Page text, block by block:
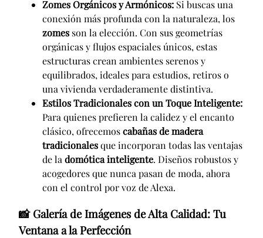
Zomes Orgánicos y Armónicos: Si buscas una
conexión más profunda con la naturaleza, los
zomes son la elección. Con sus geometrías
orgánicas y flujos espaciales únicos, estas
estructuras crean ambientes serenos y
equilibrados, ideales para estudios, retiros o
una vivienda verdaderamente distintiva.
Estilos Tradicionales con un Toque Inteligente:
Para quienes prefieren la calidez y el encanto
clásico, ofrecemoscabañas de madera
tradicionalesque incorporan todas las ventajas
de la domótica inteligente. Diseños robustos y
acogedores que nunca pasan de moda, ahora
con el control por voz de Alexa.
📸 Galería de Imágenes de Alta Calidad: Tu
Ventana a la Perfección